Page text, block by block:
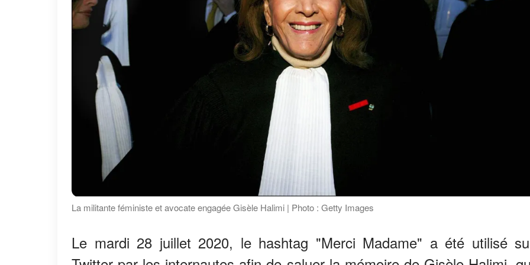
La militante féministe et avocate engagée Gisèle Halimi | Photo : Getty Images
Le mardi 28 juillet 2020, le hashtag "Merci Madame" a été utilisé